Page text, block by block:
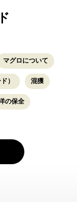
マグロについて
） 混獲
の保全